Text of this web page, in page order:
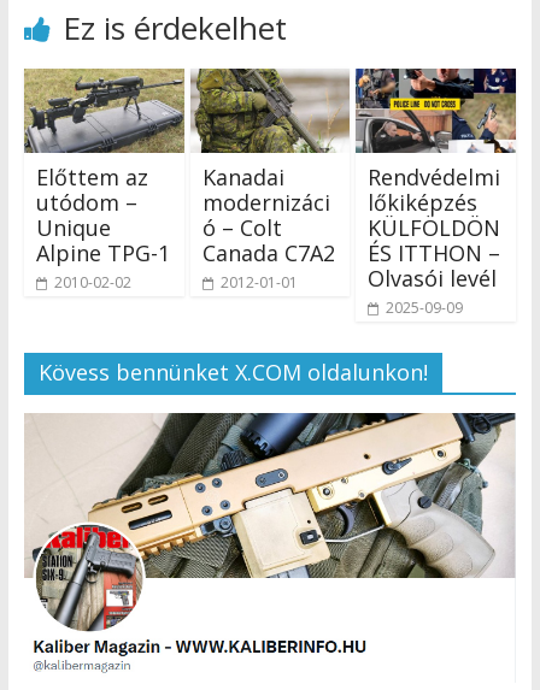
Ez is érdekelhet
Előttem az
utódom –
Unique
Alpine TPG-1
2010-02-02
Kanadai
modernizáci
ó – Colt
Canada C7A2
2012-01-01
Rendvédelmi
lőkiképzés
KÜLFÖLDÖN
ÉS ITTHON –
Olvasói levél
2025-09-09
Kövess bennünket X.COM oldalunkon!